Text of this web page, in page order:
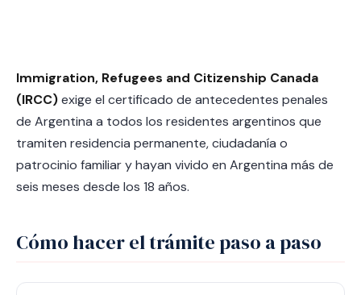
Immigration, Refugees and Citizenship Canada
(IRCC)exige el certificado de antecedentes penales
de Argentina a todos los residentes argentinos que
tramiten residencia permanente, ciudadanía o
patrocinio familiar y hayan vivido en Argentina más de
seis meses desde los 18 años.
Cómo hacer el trámite paso a paso